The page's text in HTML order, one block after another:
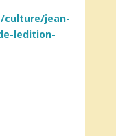
jean-
ledition-